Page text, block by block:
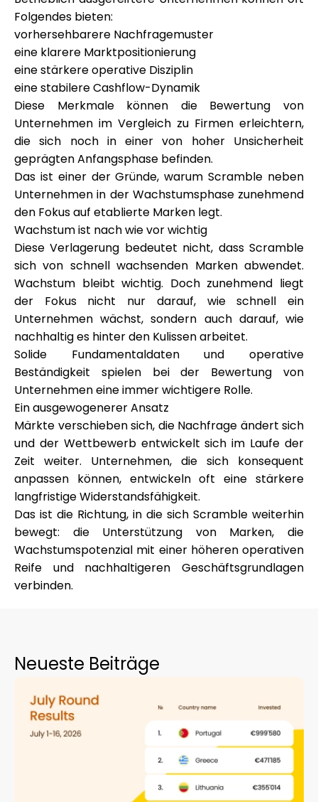
Folgendes bieten:
vorhersehbarere Nachfragemuster
eine klarere Marktpositionierung
eine stärkere operative Disziplin
eine stabilere Cashflow-Dynamik
Diese Merkmale können die Bewertung von
Unternehmen im Vergleich zu Firmen erleichtern,
die sich noch in einer von hoher Unsicherheit
geprägten Anfangsphase befinden.
Das ist einer der Gründe, warum Scramble neben
Unternehmen in der Wachstumsphase zunehmend
den Fokus auf etablierte Marken legt.
Wachstum ist nach wie vor wichtig
Diese Verlagerung bedeutet nicht, dass Scramble
sich von schnell wachsenden Marken abwendet.
Wachstum bleibt wichtig. Doch zunehmend liegt
der Fokus nicht nur darauf, wie schnell ein
Unternehmen wächst, sondern auch darauf, wie
nachhaltig es hinter den Kulissen arbeitet.
Solide Fundamentaldaten und operative
Beständigkeit spielen bei der Bewertung von
Unternehmen eine immer wichtigere Rolle.
Ein ausgewogenerer Ansatz
Märkte verschieben sich, die Nachfrage ändert sich
und der Wettbewerb entwickelt sich im Laufe der
Zeit weiter. Unternehmen, die sich konsequent
anpassen können, entwickeln oft eine stärkere
langfristige Widerstandsfähigkeit.
Das ist die Richtung, in die sich Scramble weiterhin
bewegt: die Unterstützung von Marken, die
Wachstumspotenzial mit einer höheren operativen
Reife und nachhaltigeren Geschäftsgrundlagen
verbinden.
Neueste Beiträge